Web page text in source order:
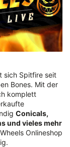
sich Spitfire seit
Bones. Mit der
komplett
Conicals,
und vieles mehr
Onlineshop